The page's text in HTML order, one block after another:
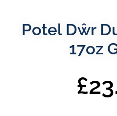
Potel Dŵr
17oz
£